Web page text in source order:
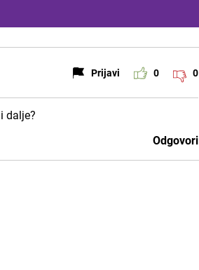
Prijavi 0 0
dalje?
Odgovori